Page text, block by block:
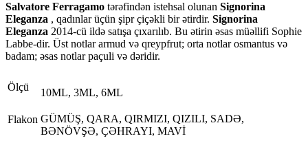
Salvatore Ferragamo tərəfindən istehsal olunan Signorina
Eleganza , qadınlar üçün şipr çiçəkli bir ətirdir. Signorina
Eleganza 2014-cü ildə satışa çıxarılıb. Bu ətirin əsas müəllifi Sophie
Labbe-dir. Üst notlar armud və qreypfrut; orta notlar osmantus və
badam; əsas notlar paçuli və dəridir.
Ölçü 10ML, 3ML, 6ML
Flakon GÜMÜŞ, QARA, QIRMIZI, QIZILI, SADƏ,
BƏNÖVŞƏ, ÇƏHRAYI, MAVİ